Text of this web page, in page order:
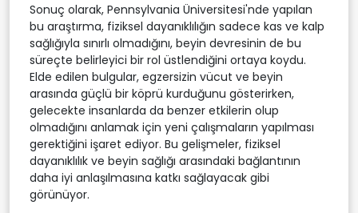
Sonuç olarak, Pennsylvania Üniversitesi'nde yapılan
bu araştırma, fiziksel dayanıklılığın sadece kas ve kalp
sağlığıyla sınırlı olmadığını, beyin devresinin de bu
süreçte belirleyici bir rol üstlendiğini ortaya koydu.
Elde edilen bulgular, egzersizin vücut ve beyin
arasında güçlü bir köprü kurduğunu gösterirken,
gelecekte insanlarda da benzer etkilerin olup
olmadığını anlamak için yeni çalışmaların yapılması
gerektiğini işaret ediyor. Bu gelişmeler, fiziksel
dayanıklılık ve beyin sağlığı arasındaki bağlantının
daha iyi anlaşılmasına katkı sağlayacak gibi
görünüyor.